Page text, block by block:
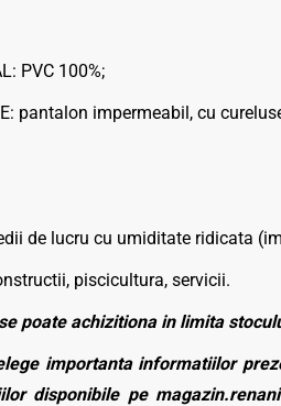
PVC 100%;
pantalon impermeabil, cu
de lucru cu umiditate ridicata
piscicultura, servicii.
poate achizitiona in limita
importanta informatiilor
disponibile pe